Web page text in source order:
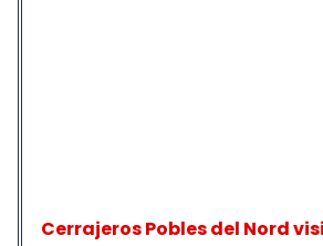
Cerrajeros Pobles del Nord